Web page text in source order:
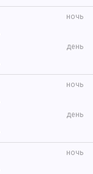
ночь
день
ночь
день
ночь